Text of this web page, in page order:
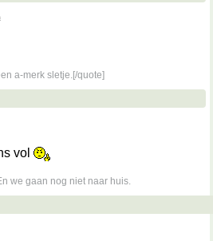
a-merk sletje.[/quote]
vol
we gaan nog niet naar huis.